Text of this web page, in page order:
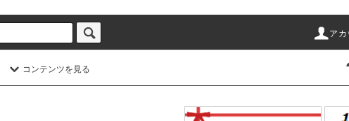
アカ
コンテンツを見る